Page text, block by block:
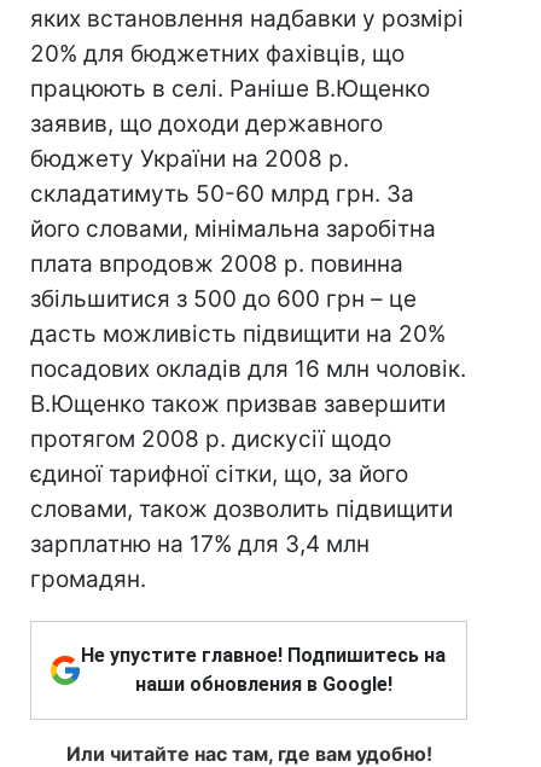
яких встановлення надбавки у розмірі
20% для бюджетних фахівців, що
працюють в селі. Раніше В.Ющенко
заявив, що доходи державного
бюджету України на 2008 р.
складатимуть 50-60 млрд грн. За
його словами, мінімальна заробітна
плата впродовж 2008 р. повинна
збільшитися з 500 до 600 грн – це
дасть можливість підвищити на 20%
посадових окладів для 16 млн чоловік.
В.Ющенко також призвав завершити
протягом 2008 р. дискусії щодо
єдиної тарифної сітки, що, за його
словами, також дозволить підвищити
зарплатню на 17% для 3,4 млн
громадян.
Не упустите главное! Подпишитесь на
наши обновления в Google!
Или читайте нас там, где вам удобно!